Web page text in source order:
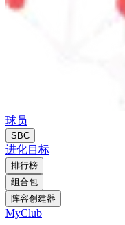
球员
SBC
进化目标
排行榜
组合包
阵容创建器
MyClub